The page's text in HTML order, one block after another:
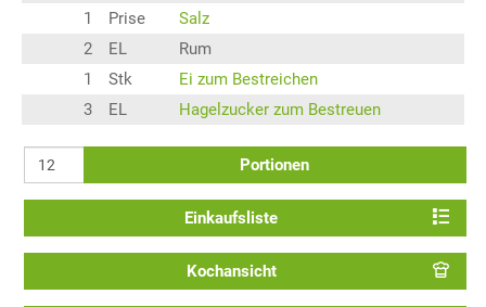
1
Prise
Salz
2
EL
Rum
1
Stk
Ei zum Bestreichen
3
EL Hagelzucker zum Bestreuen
Portionen
Einkaufsliste
Kochansicht